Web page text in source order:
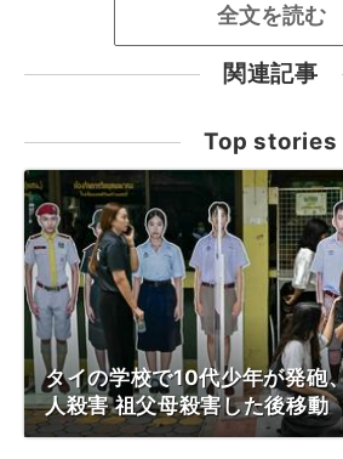
全文を読む
関連記事
Top stories
タイの学校で10代少年が発砲
人殺害 祖父母殺害した後移動